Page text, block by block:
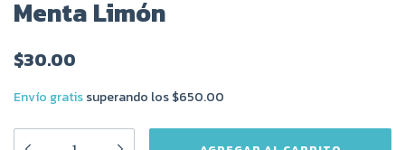
Menta Limón
$30.00
Envío gratissuperando los$650.00